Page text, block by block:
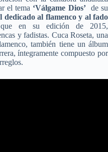
el tema ‘Válgame Dios’de su
dedicado al flamenco y al fado
en su edición de 2015,
y fadistas. Cuca Roseta, una
también tiene un álbum
íntegramente compuesto por